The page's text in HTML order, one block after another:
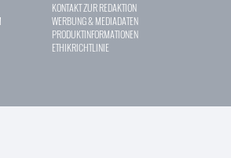
KONTAKT ZUR REDAKTION
WERBUNG & MEDIADATEN
PRODUKTINFORMATIONEN
ETHIKRICHTLINIE